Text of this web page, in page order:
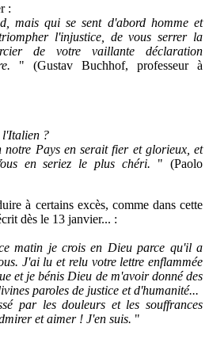
:
mais qui se sent d'abord homme et
l'injustice, de vous serrer la
de votre vaillante déclaration
. " (Gustav Buchhof, professeur à
l'Italien ?
Pays en seraitfier et glorieux, et
en seriez le plus chéri. " (Paolo
à certains excès, comme dans cette
dès le 13 janvier... :
matin je crois en Dieu parce qu'il a
J'ai lu et relu votre lettre enflammée
et je bénis Dieu de m'avoir donné des
paroles de justice et d'humanité...
par les douleurs et les souffrances
et aimer ! J'en suis. "